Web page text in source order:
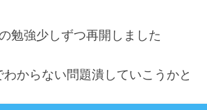
勉強少しずつ再開しました
からない問題潰していこうかと